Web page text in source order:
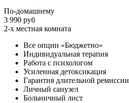
По-домашнему
3 990 руб
2-х местная комната
Все опции «Бюджетно»
Индивидуальная терапия
Работа с психологом
Усиленная детоксикация
Гарантия длительной ремиссии
Личный санузел
Больничный лист